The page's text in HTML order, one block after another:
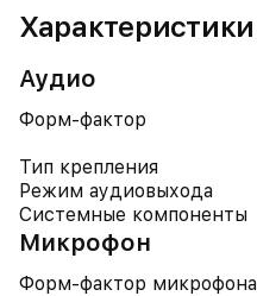
Характеристики
Аудио
Форм-фактор
Тип крепления
Режим аудиовыхода
Системные компоненты
Микрофон
Форм-фактор микрофона